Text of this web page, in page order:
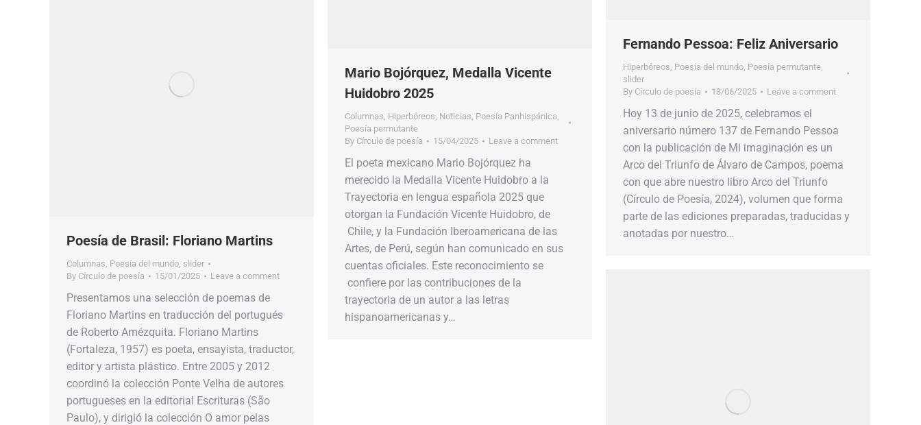
Fernando Pessoa: Feliz Aniversario
Hiperbóreos, Poesía del mundo, Poesía permutante,
slider
By Círculo de poesía 13/06/2025 Leave a comment
Hoy 13 de junio de 2025, celebramos el
aniversario número 137 de Fernando Pessoa
con la publicación de Mi imaginación es un
Arco del Triunfo de Álvaro de Campos, poema
con que abre nuestro libro Arco del Triunfo
(Círculo de Poesía, 2024), volumen que forma
parte de las ediciones preparadas, traducidas y
anotadas por nuestro…
Mario Bojórquez, Medalla Vicente
Huidobro 2025
Columnas, Hiperbóreos, Noticias, Poesía Panhispánica,
Poesía permutante
By Círculo de poesía 15/04/2025 Leave a comment
El poeta mexicano Mario Bojórquez ha
merecido la Medalla Vicente Huidobro a la
Trayectoria en lengua española 2025 que
otorgan la Fundación Vicente Huidobro, de​​
Chile,​​ y la Fundación Iberoamericana de las
Artes, de​​ Perú, según han comunicado en sus
cuentas oficiales. Este reconocimiento se​​
confiere​​ por las contribuciones de la
trayectoria de un autor a las letras
hispanoamericanas y…
Poesía de Brasil: Floriano Martins
Columnas, Poesía del mundo, slider
By Círculo de poesía 15/01/2025 Leave a comment
Presentamos una selección de poemas de
Floriano Martins en traducción del portugués
de Roberto Amézquita. Floriano Martins
(Fortaleza, 1957) es poeta, ensayista, traductor,
editor y artista plástico.​​ Entre 2005 y 2012
coordinó la colección​​ Ponte Velha​​ de autores
portugueses en la editorial Escrituras (São
Paulo), y dirigió la colección​​ O amor pelas